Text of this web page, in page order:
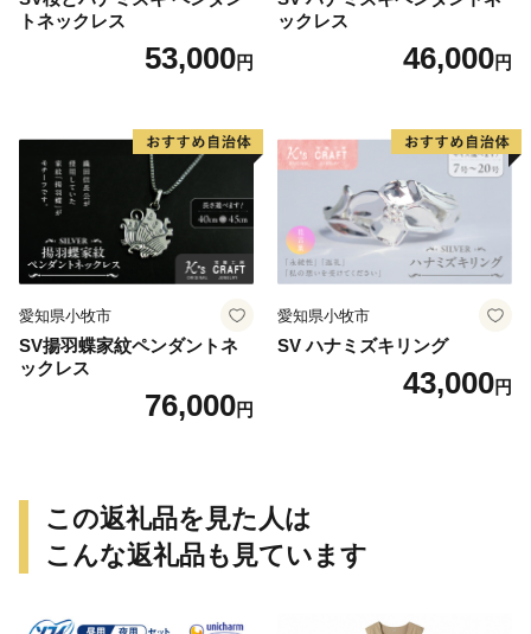
トネックレス
53,000円
ックレス
46,000円
愛知県小牧市
SV揚羽蝶家紋ペンダントネ
ックレス
76,000円
愛知県小牧市
SV ハナミズキリング
43,000円
この返礼品を見た人は
こんな返礼品も見ています